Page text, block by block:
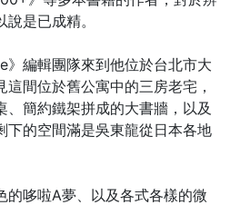
是已成精。
編輯團隊來到他位於台北市大
間位於舊公寓中的三房老宅，
、簡約鐵架拼成的大書牆，以及
下的空間滿是吳東龍從日本各地
的哆啦A夢、以及各式各樣的微